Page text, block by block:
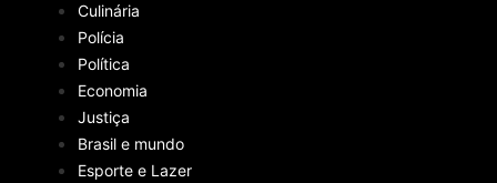
Culinária
Polícia
Política
Economia
Justiça
Brasil e mundo
Esporte e Lazer